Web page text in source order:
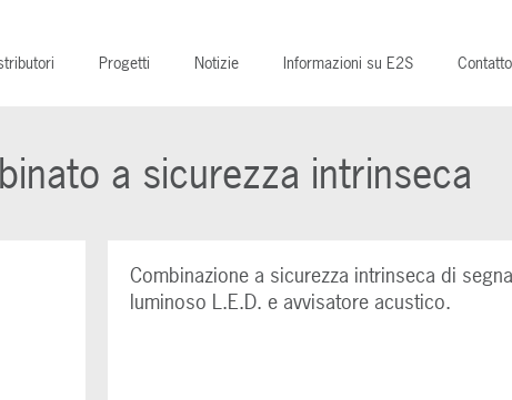
Progetti Notizie Informazioni su E2S Contatto
a sicurezza intrinseca
Combinazione a sicurezza intrinseca di
luminoso L.E.D. e avvisatore acustico.